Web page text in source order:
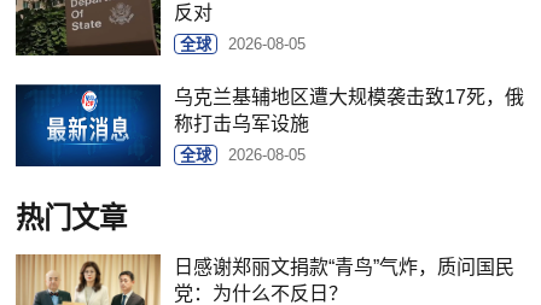
反对
全球 2026-08-05
乌克兰基辅地区遭大规模袭击致17死，俄
称打击乌军设施
全球 2026-08-05
热门文章
日感谢郑丽文捐款“青鸟”气炸，质问国民
党：为什么不反日？